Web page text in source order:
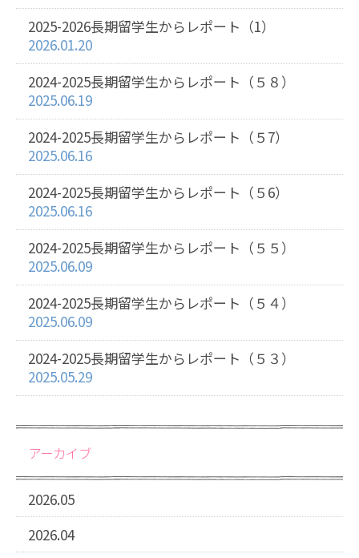
2025-2026長期留学生からレポート（1）
2026.01.20
2024-2025長期留学生からレポート（５８）
2025.06.19
2024-2025長期留学生からレポート（５7）
2025.06.16
2024-2025長期留学生からレポート（５6）
2025.06.16
2024-2025長期留学生からレポート（５５）
2025.06.09
2024-2025長期留学生からレポート（５４）
2025.06.09
2024-2025長期留学生からレポート（５３）
2025.05.29
アーカイブ
2026.05
2026.04